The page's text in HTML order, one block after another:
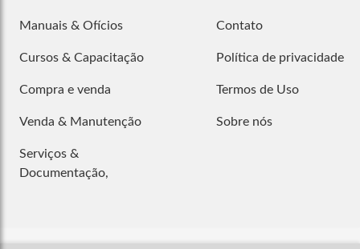
Manuais & Ofícios
Cursos & Capacitação
Compra e venda
Venda & Manutenção
Serviços &
Documentação,
Contato
Política de privacidade
Termos de Uso
Sobre nós